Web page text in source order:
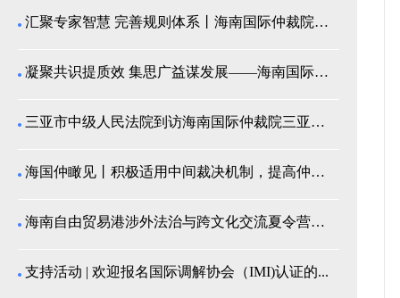
汇聚专家智慧 完善规则体系丨海南国际仲裁院召开仲裁...
凝聚共识提质效 集思广益谋发展——海南国际仲裁院举...
三亚市中级人民法院到访海南国际仲裁院三亚分院座谈交...
海国仲瞰见丨积极适用中间裁决机制，提高仲裁公信力
海南自由贸易港涉外法治与跨文化交流夏令营师生来我院...
支持活动 | 欢迎报名国际调解协会（IMI)认证的...